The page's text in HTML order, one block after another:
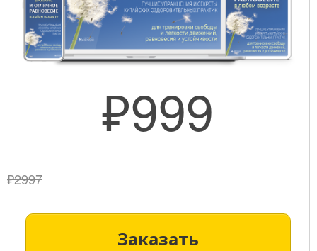
₽999
₽2997
Заказать